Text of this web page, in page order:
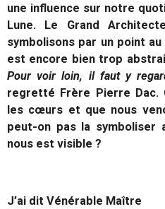
une influence sur notre
Lune. Le Grand
symbolisons par un point
est encore bien trop
Pour voir loin, il faut y
regretté Frère Pierre Dac.
les cœurs et que nous
peut-on pas la symboliser
nous est visible ?
J’ai dit Vénérable Maître